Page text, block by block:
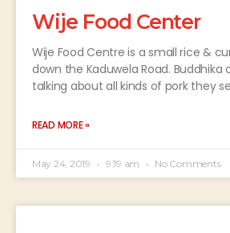
Wije Food Center
Wije Food Centre is a small rice &
down the Kaduwela Road. Buddhika
talking about all kinds of pork they
READ MORE »
May 24, 2019 9:19 am No Comments